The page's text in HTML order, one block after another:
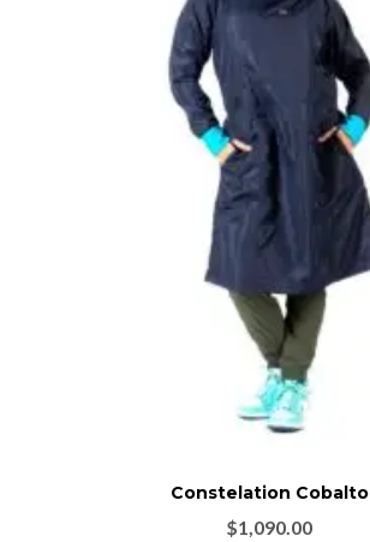
Constelation Cobalto
$1,090.00